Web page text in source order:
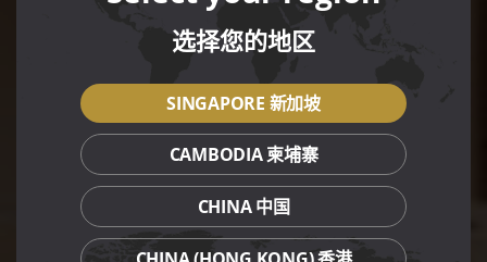
选择您的地区
SINGAPORE 新加坡
CAMBODIA 柬埔寨
CHINA 中国